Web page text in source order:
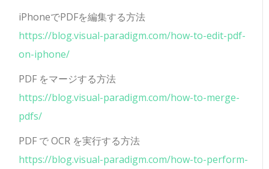
iPhoneでPDFを編集する方法
https://blog.visual-paradigm.com/how-to-edit-pdf-
on-iphone/
PDF をマージする方法
https://blog.visual-paradigm.com/how-to-merge-
pdfs/
PDF で OCR を実行する方法
https://blog.visual-paradigm.com/how-to-perform-